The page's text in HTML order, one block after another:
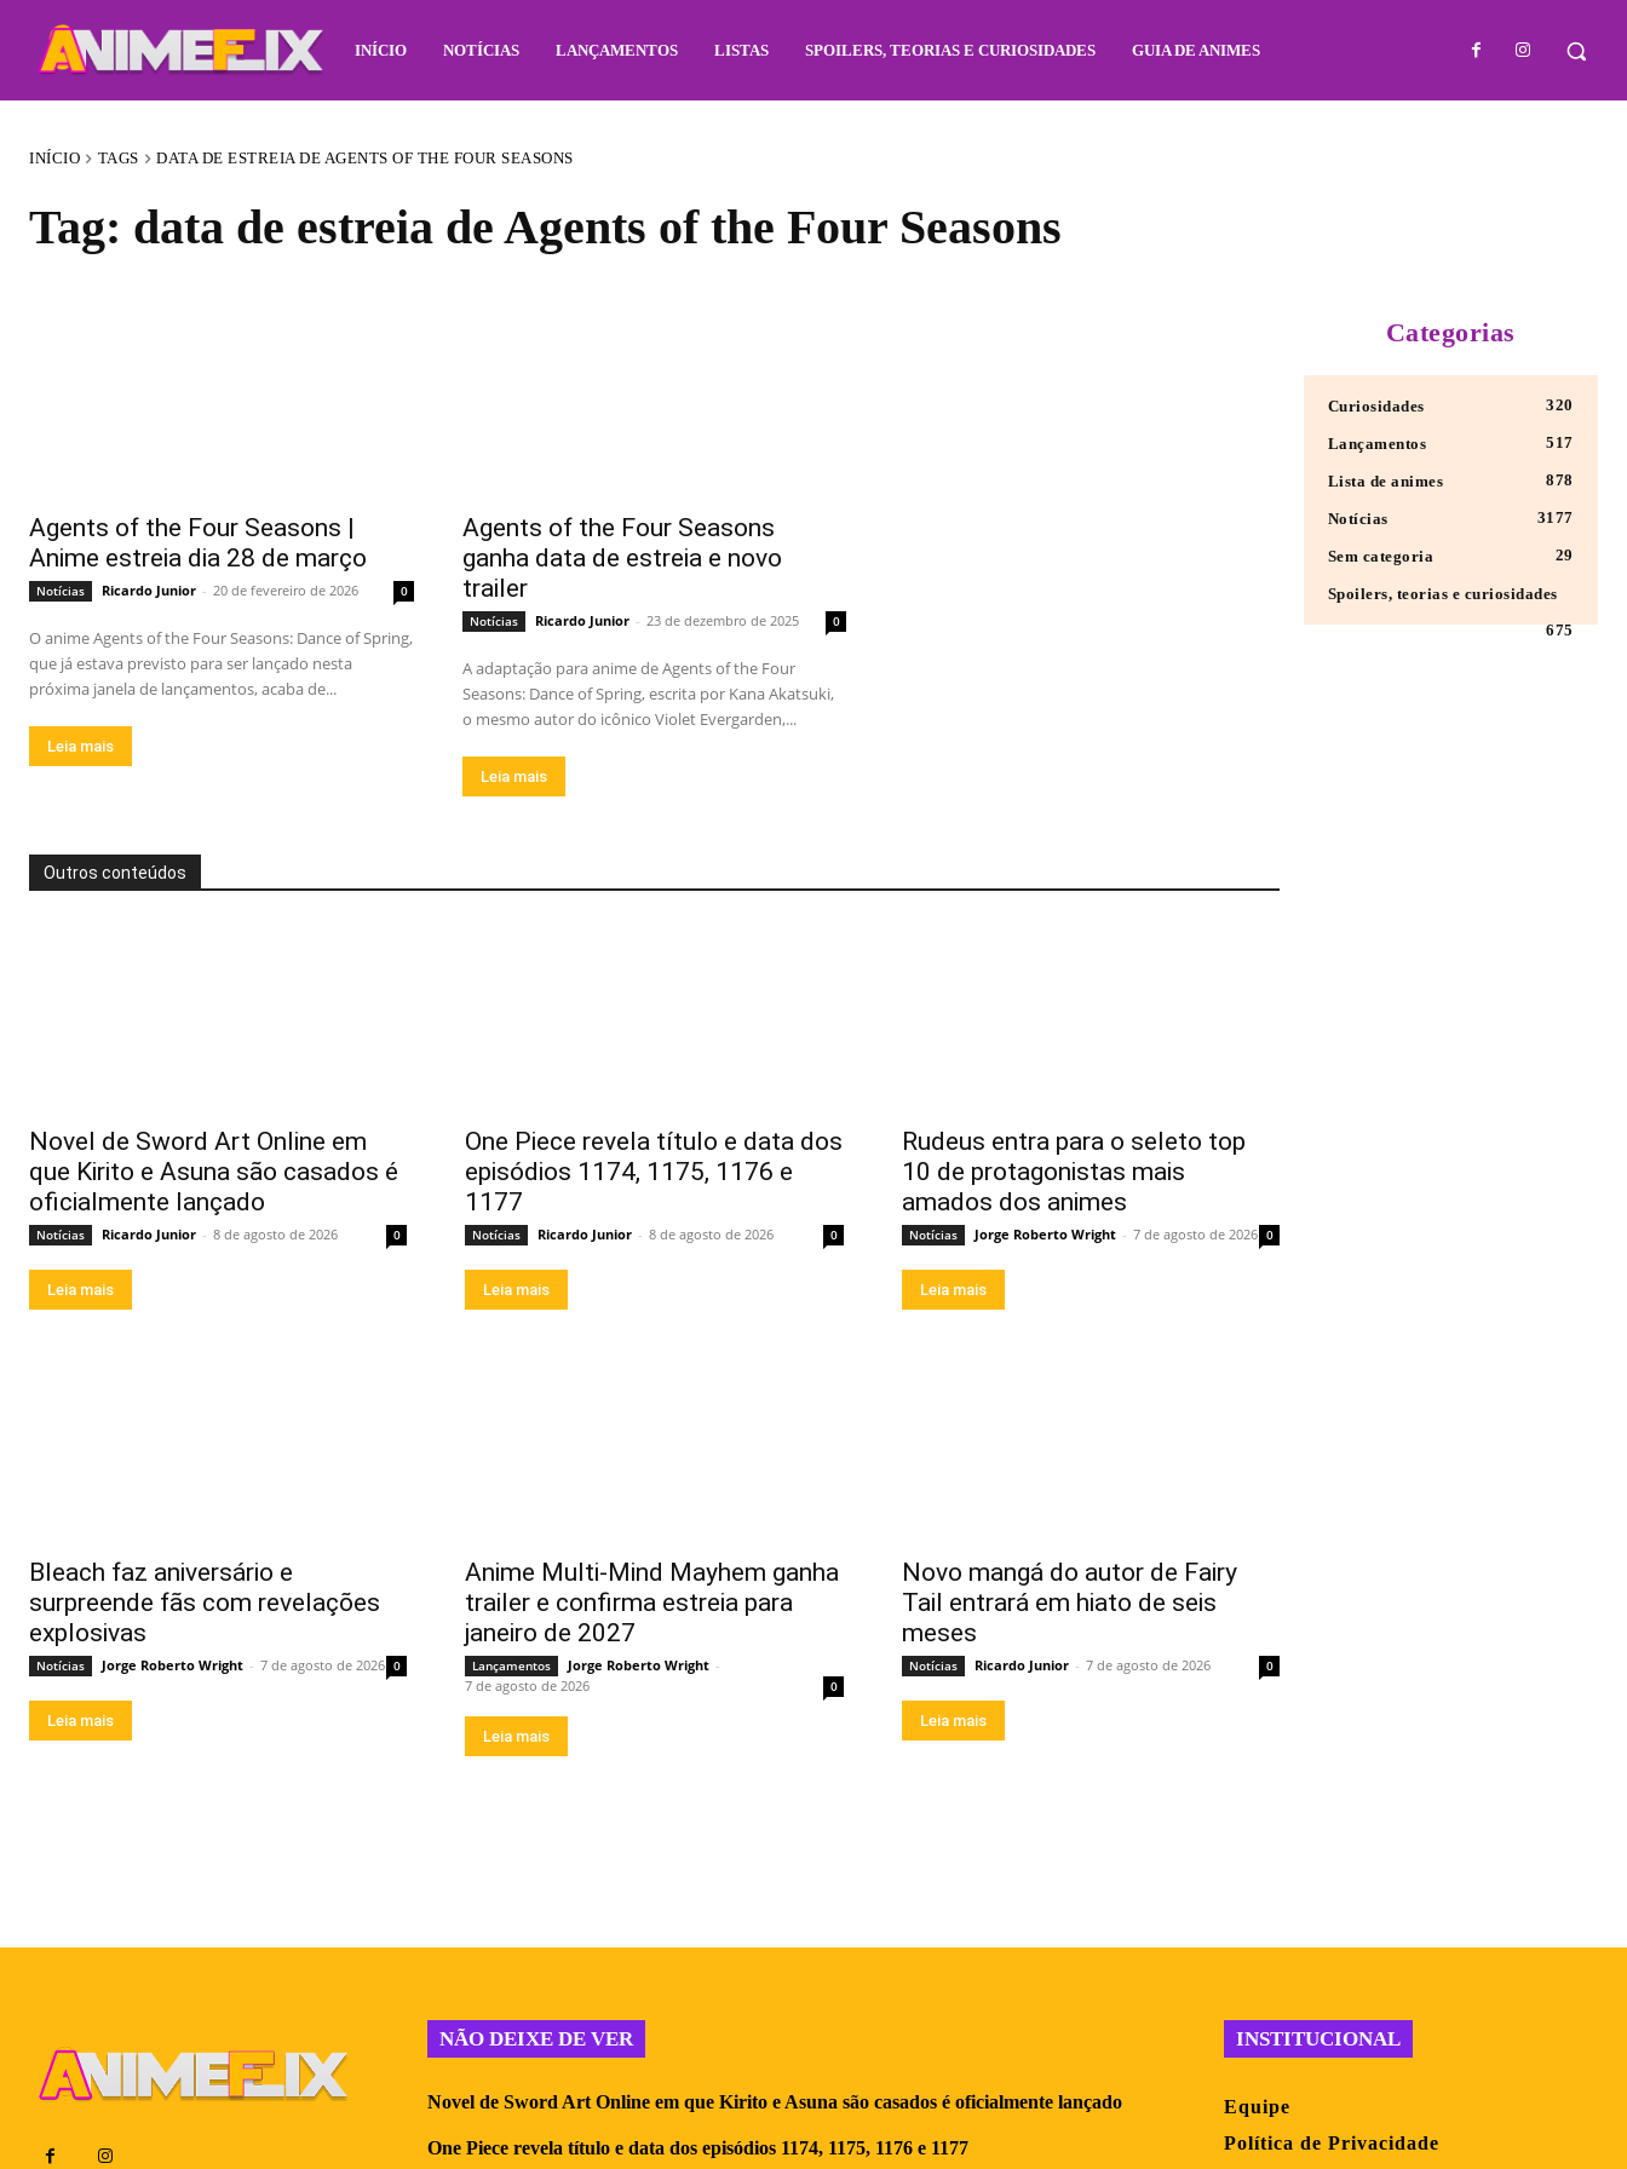
INÍCIO NOTÍCIAS LANÇAMENTOS LISTAS SPOILERS, TEORIAS E CURIOSIDADES GUIA DE ANIMES
INÍCIO TAGS DATA DE ESTREIA DE AGENTS OF THE FOUR SEASONS
Tag: data de estreia de Agents of the Four Seasons
Agents of the Four Seasons |
Anime estreia dia 28 de março
Notícias Ricardo Junior - 20 de fevereiro de 2026 0
O anime Agents of the Four Seasons: Dance of Spring,
que já estava previsto para ser lançado nesta
próxima janela de lançamentos, acaba de...
Leia mais
Agents of the Four Seasons
ganha data de estreia e novo
trailer
Notícias Ricardo Junior - 23 de dezembro de 2025 0
A adaptação para anime de Agents of the Four
Seasons: Dance of Spring, escrita por Kana Akatsuki,
o mesmo autor do icônico Violet Evergarden,...
Leia mais
Outros conteúdos
Novel de Sword Art Online em
que Kirito e Asuna são casados é
oficialmente lançado
Notícias Ricardo Junior - 8 de agosto de 2026 0
Leia mais
One Piece revela título e data dos
episódios 1174, 1175, 1176 e
1177
Notícias Ricardo Junior - 8 de agosto de 2026 0
Leia mais
Rudeus entra para o seleto top
10 de protagonistas mais
amados dos animes
Notícias Jorge Roberto Wright - 7 de agosto de 2026 0
Leia mais
Bleach faz aniversário e
surpreende fãs com revelações
explosivas
Notícias Jorge Roberto Wright - 7 de agosto de 2026 0
Leia mais
Anime Multi-Mind Mayhem ganha
trailer e confirma estreia para
janeiro de 2027
Lançamentos Jorge Roberto Wright -
7 de agosto de 2026
0
Leia mais
Novo mangá do autor de Fairy
Tail entrará em hiato de seis
meses
Notícias Ricardo Junior - 7 de agosto de 2026 0
Leia mais
Categorias
Curiosidades 320
Lançamentos 517
Lista de animes 878
Notícias 3177
Sem categoria 29
Spoilers, teorias e curiosidades
675
NÃO DEIXE DE VER
Novel de Sword Art Online em que Kirito e Asuna são casados é oficialmente lançado
One Piece revela título e data dos episódios 1174, 1175, 1176 e 1177
INSTITUCIONAL
Equipe
Política de Privacidade